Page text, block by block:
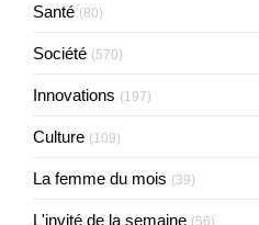
Santé (80)
Société (570)
Innovations (197)
Culture (109)
La femme du mois (39)
L'invité de la semaine (56)